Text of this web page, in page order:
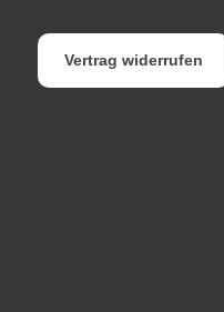
Vertrag widerrufen